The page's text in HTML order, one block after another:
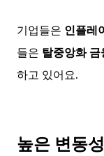
기업들은 인플레
들은 탈중앙화 금
하고 있어요.
높은 변동